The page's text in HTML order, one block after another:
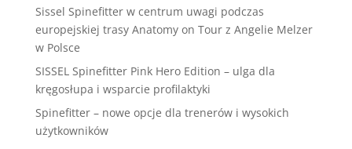
Sissel Spinefitter w centrum uwagi podczas
europejskiej trasy Anatomy on Tour z Angelie Melzer
w Polsce
SISSEL Spinefitter Pink Hero Edition – ulga dla
kręgosłupa i wsparcie profilaktyki
Spinefitter – nowe opcje dla trenerów i wysokich
użytkowników